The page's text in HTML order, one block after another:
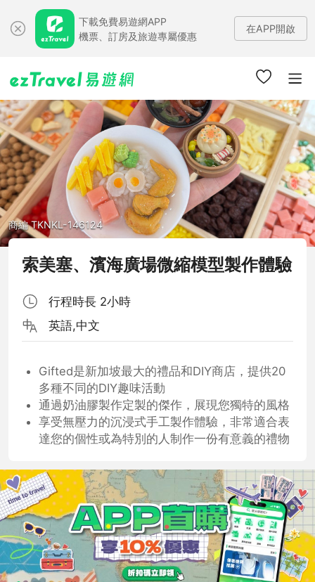
下載免費易遊網APP
機票、訂房及旅遊專屬優惠
在APP開啟
商編 TKNKL-146124
索美塞、濱海廣場微縮模型製作體驗
行程時長 2小時
英語,中文
Gifted是新加坡最大的禮品和DIY商店，提供20
多種不同的DIY趣味活動
通過奶油膠製作定製的傑作，展現您獨特的風格
享受無壓力的沉浸式手工製作體驗，非常適合表
達您的個性或為特別的人制作一份有意義的禮物